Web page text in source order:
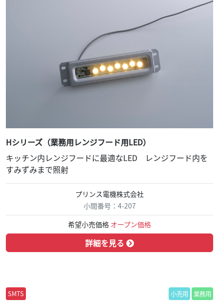
Hシリーズ（業務用レンジフード用LED）
キッチン内レンジフードに最適なLED レンジフード内を
すみずみまで照射
プリンス電機株式会社
小間番号：4-207
希望小売価格 オープン価格
詳細を見る
SMTS 小売用 業務用